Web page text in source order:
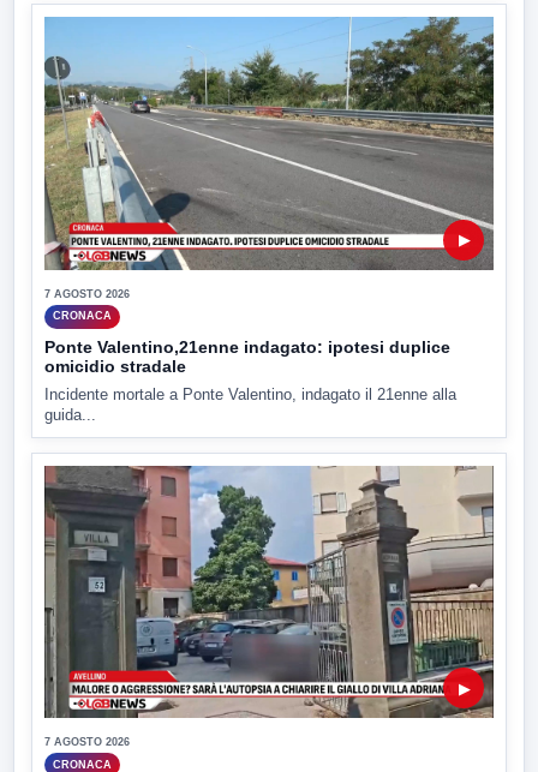
▶
7 AGOSTO 2026
CRONACA
Ponte Valentino,21enne indagato: ipotesi duplice
omicidio stradale
Incidente mortale a Ponte Valentino, indagato il 21enne alla
guida...
▶
7 AGOSTO 2026
CRONACA